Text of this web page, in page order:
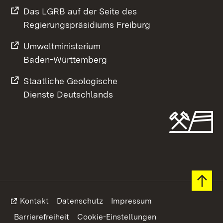
Das LGRB auf der Seite des
Regierungspräsidiums Freiburg
Umweltministerium
Baden-Württemberg
Staatliche Geologische
Dienste Deutschlands
Footer
Kontakt Datenschutz
Impressum
Barrierefreiheit
Cookie-Einstellungen